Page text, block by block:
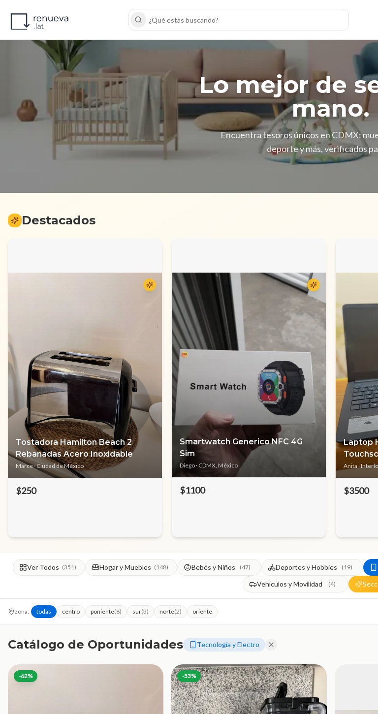
Buscar
Lo mejor de
mano.
Encuentra tesoros únicos en CDMX:
deporte y más, verificados
Destacados
Tostadora Hamilton Beach 2
Rebanadas Acero Inoxidable
Marce· Ciudad de México
$250
Smartwatch Generico NFC 4G
Sim
Diego· CDMX, México
$1100
Laptop
Anita ·
$3500
Ver Todos (351) Hogar y Muebles (148) Bebés y Niños (47) Deportes y Hobbies (19)
Vehículos y Movilidad (4)
zona: todas centro poniente(6) sur(3) norte(2) oriente
Catálogo de Oportunidades Tecnología y Electro
-62% -53%